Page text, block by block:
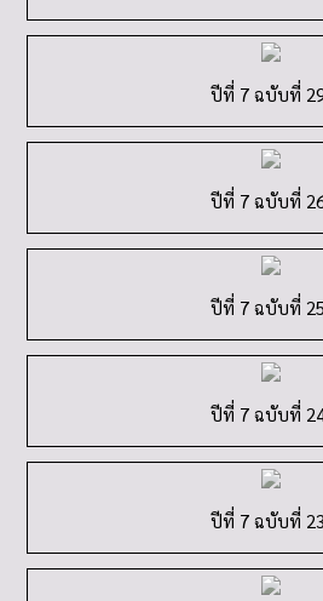
ปีที่ 7 ฉบับที่
ปีที่ 7 ฉบับที่
ปีที่ 7 ฉบับที่
ปีที่ 7 ฉบับที่
ปีที่ 7 ฉบับที่ 23..